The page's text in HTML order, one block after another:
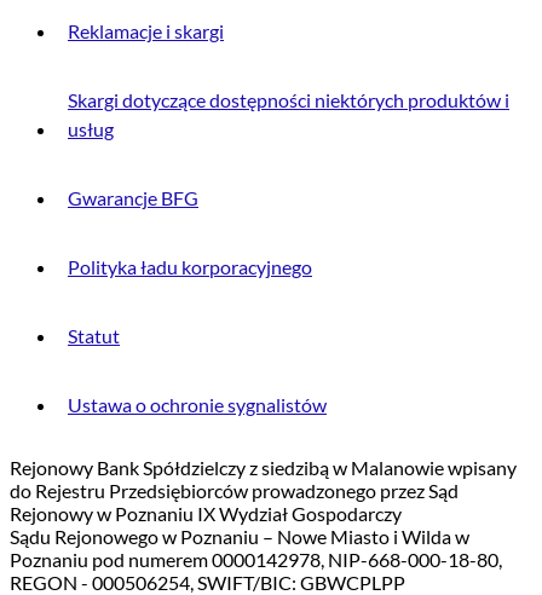
Reklamacje i skargi
Skargi dotyczące dostępności niektórych produktów i
usług
Gwarancje BFG
Polityka ładu korporacyjnego
Statut
Ustawa o ochronie sygnalistów
Rejonowy Bank Spółdzielczy z siedzibą w Malanowie wpisany
do Rejestru Przedsiębiorców prowadzonego przez Sąd
Rejonowy w Poznaniu IX Wydział Gospodarczy
Sądu Rejonowego w Poznaniu – Nowe Miasto i Wilda w
Poznaniu pod numerem 0000142978, NIP-668-000-18-80,
REGON - 000506254, SWIFT/BIC: GBWCPLPP